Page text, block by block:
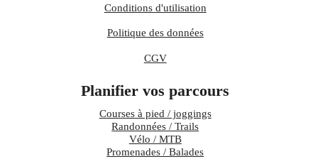
Conditions d'utilisation
Politique des données
CGV
Planifier vos parcours
Courses à pied / joggings
Randonnées / Trails
Vélo / MTB
Promenades / Balades